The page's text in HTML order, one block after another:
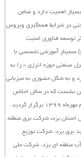
اهمیت دارد و ضامن
حتی در شرایط همه‌گیری ویروس
توسعه فناوری امنیت
سمینار آموزشی تخصصی با
صنعتی حوزه انرژی » را به
و به شکل حضوری به میزبانی
نشست که در سالن اجلاس
معاونت بهره‌برداری شرکت برق منطقه‌ای یزد در تاریخ دوم مهرماه ۱۳۹۹ برگزار گردید،
استان یزد، شرکت برق منطقه
برق یزد، شرکت توزیع
منطقه ای یزد، شرکت ملی